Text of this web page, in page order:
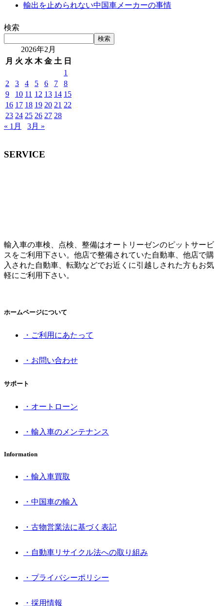
輸出を止められない中国車メーカーの事情
検索
検索
2026年2月
月 火 水 木 金 土 日
1
2
3 4 5 6 7
8
9
10 11 12 13 14 15
16 17 18 19 20 21 22
23 24 25 26 27 28
« 1月
3月 »
SERVICE
輸入車の車検、点検、整備はオートリーゼンのピットサービ
スをご利用下さい。他店で整備されていた自動車、他店で購
入された自動車、転勤などでお近くに引越しされた方もお気
軽にご利用下さい。
ホームページについて
・ご利用にあたって
・お問い合わせ
サポート
・オートローン
・輸入車のメンテナンス
Information
・輸入車買取
・中国車の輸入
・古物営業法に基づく表記
・自動車リサイクル法への取り組み
・プライバシーポリシー
・採用情報